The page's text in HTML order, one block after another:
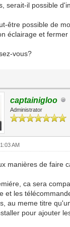
serait-il possible
être possible de
éclairage et
vous?
captainigloo
Administrator
AM
manières de faire
ca sera
et les
au meme titre
pour ajouter